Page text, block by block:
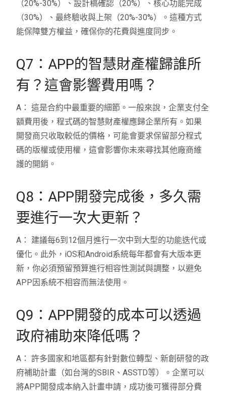
（20%-30%）、設計稿確認（20%）、核心功能完成
（30%）、最終驗收與上架（20%-30%）。這種方式
能保障雙方權益，確保你的花費與進度同步。
Q7：APP的智慧財產權歸誰所
有？這會影響費用嗎？
A： 這是合約中最重要的細節。一般來說，企業支付全
額費用後，程式碼的智慧財產權應歸企業所有。如果
開發商只收取較低的價格，可能會要求保留部分程式
碼的版權或使用權，這會影響你未來尋找其他廠商維
護的開銷。
Q8：APP開發完成後，多久需
要進行一次大更新？
A： 建議每6到12個月進行一次中到大型的功能迭代或
優化。此外，iOS和Android系統每年都會有大版本更
新，你必須預留預算進行相容性測試與調整，以避免
APP因系統不相容而無法使用。
Q9：APP開發的成本可以透過
政府補助來降低嗎？
A： 許多國家和地區都有針對數位轉型、新創研發的政
府補助計畫（如台灣的SBIR、ASSTD等）。企業可以
將APP開發成本納入計畫申請，成功後可獲得部分費